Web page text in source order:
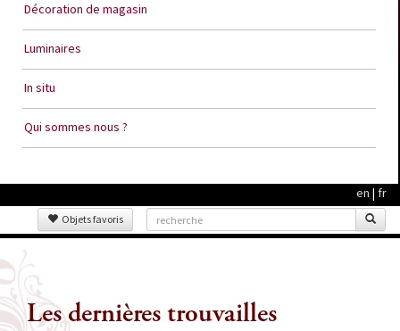
Décoration de magasin
Luminaires
In situ
Qui sommes nous ?
en | fr
Objets favoris
Les dernières trouvailles